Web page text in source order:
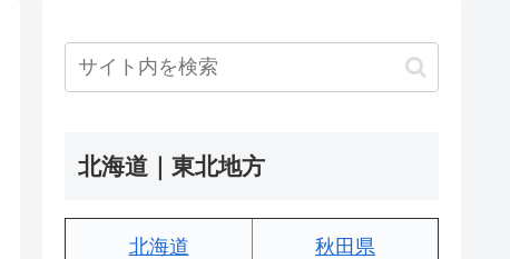
北海道｜東北地方
北海道 秋田県